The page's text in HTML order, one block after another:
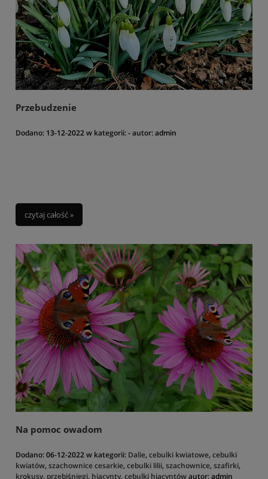
Przebudzenie
Dodano: 13-12-2022w kategorii:-autor:admin
czytaj całość »
Na pomoc owadom
Dodano:06-12-2022w kategorii: Dalie, cebulki kwiatowe, cebulki
kwiatów, szachownice cesarkie, cebulki lilii, szachownice, szafirki,
krokusy, przebiśniegi, hiacynty, cebulki hiacyntówautor:admin